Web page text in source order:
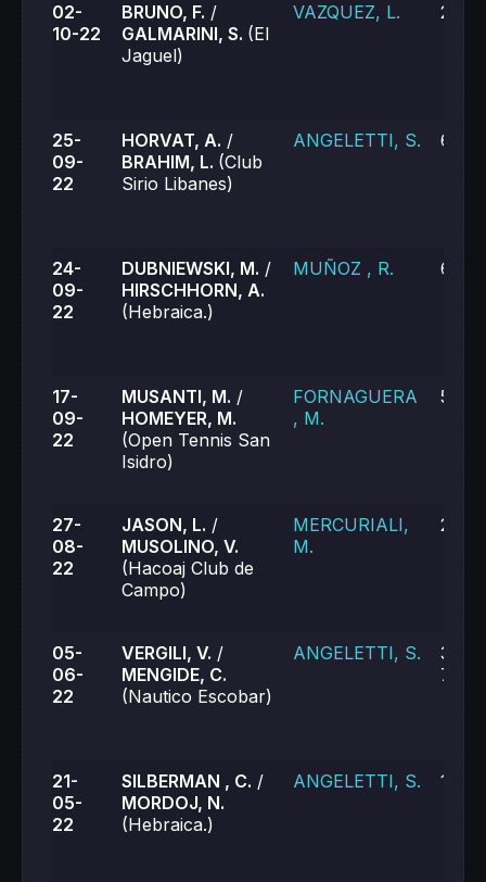
02-
10-22
BRUNO, F. /
GALMARINI, S. (El
Jaguel)
VAZQUEZ, L. 2-6,
25-
09-
22
HORVAT, A. /
BRAHIM, L. (Club
Sirio Libanes)
ANGELETTI, S. 6-2,
24-
09-
22
DUBNIEWSKI, M. /
HIRSCHHORN, A.
(Hebraica.)
MUÑOZ , R. 6-4,
17-
09-
22
MUSANTI, M. /
HOMEYER, M.
(Open Tennis San
Isidro)
FORNAGUERA
, M.
5-7,
27-
08-
22
JASON, L. /
MUSOLINO, V.
(Hacoaj Club de
Campo)
MERCURIALI,
M.
2-6,
05-
06-
22
VERGILI, V. /
MENGIDE, C.
(Nautico Escobar)
ANGELETTI, S.
3-6,
7-6
21-
05-
22
SILBERMAN , C. /
MORDOJ, N.
(Hebraica.)
ANGELETTI, S. 1-6,